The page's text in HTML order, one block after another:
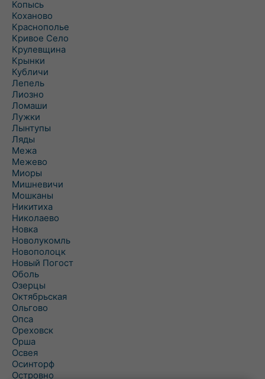
Копысь
Коханово
Краснополье
Кривое Село
Крулевщина
Крынки
Кубличи
Лепель
Лиозно
Ломаши
Лужки
Лынтупы
Ляды
Межа
Межево
Миоры
Мишневичи
Мошканы
Никитиха
Николаево
Новка
Новолукомль
Новополоцк
Новый Погост
Оболь
Озерцы
Октябрьская
Ольгово
Опса
Ореховск
Орша
Освея
Осинторф
Островно